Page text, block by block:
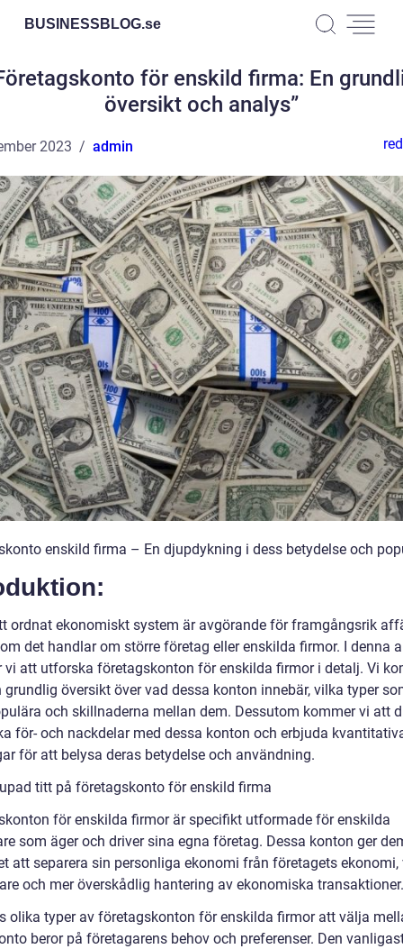
BUSINESSBLOG.se
för enskild firma: En
översikt och analys”
2023 admin
enskild firma – En djupdykning i dess betydelse och
ordnat ekonomiskt system är avgörande för framgångsrik
det handlar om större företag eller enskilda firmor. I denna
vi att utforska företagskonton för enskilda firmor i detalj. Vi
grundlig översikt över vad dessa konton innebär, vilka typer
och skillnaderna mellan dem. Dessutom kommer vi att
för- och nackdelar med dessa konton och erbjuda
för att belysa deras betydelse och användning.
titt på företagskonto för enskild firma
för enskilda firmor är specifikt utformade för enskilda
som äger och driver sina egna företag. Dessa konton ger
att separera sin personliga ekonomi från företagets ekonomi,
och mer överskådlig hantering av ekonomiska transaktioner.
olika typer av företagskonton för enskilda firmor att välja
beror på företagarens behov och preferenser. Den